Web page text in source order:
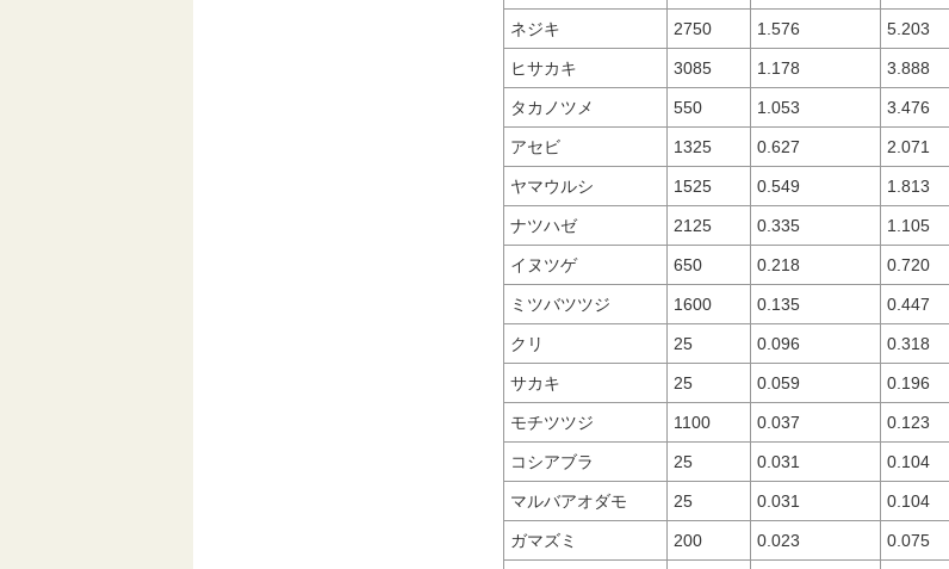
ネジキ 2750 1.576 5.203
ヒサカキ 3085 1.178 3.888
タカノツメ 550 1.053 3.476
アセビ 1325 0.627 2.071
ヤマウルシ 1525 0.549 1.813
ナツハゼ 2125 0.335 1.105
イヌツゲ 650 0.218 0.720
ミツバツツジ 1600 0.135 0.447
クリ 25 0.096 0.318
サカキ 25 0.059 0.196
モチツツジ 1100 0.037 0.123
コシアブラ 25 0.031 0.104
マルバアオダモ 25 0.031 0.104
ガマズミ 200 0.023 0.075